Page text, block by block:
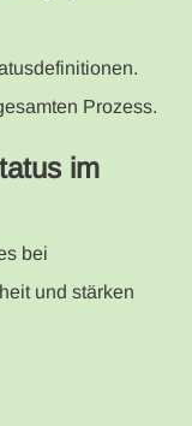
Prozess.
im
bei
und stärken